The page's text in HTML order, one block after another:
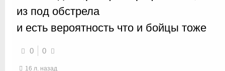
из под обстрела
и есть вероятность что и бойцы тоже
0 0
16 л. назад